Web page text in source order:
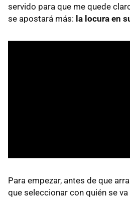
servido para que me quede
se apostará más: la locura en
Para empezar, antes de que
que seleccionar con quién se